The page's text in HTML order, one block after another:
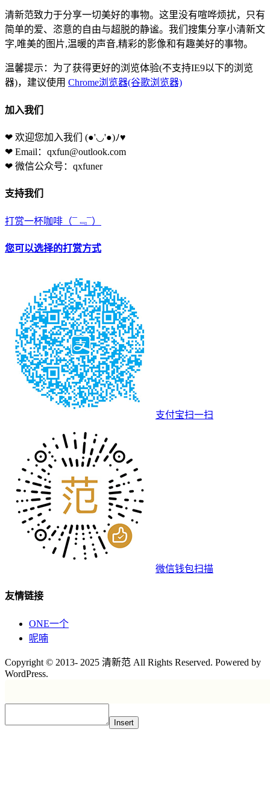
清新范致力于分享一切美好的事物。这里没有喧哗烦扰，只有
简单的爱、恣意的自由与超脱的静谧。我们搜集分享小清新文
字,唯美的图片,温暖的声音,精彩的影像和有趣美好的事物。
温馨提示：为了获得更好的浏览体验(不支持IE9以下的浏览
器)，建议使用 Chrome浏览器(谷歌浏览器)
加入我们
❤ 欢迎您加入我们 (●'◡'●)ﾉ♥
❤ Email：qxfun@outlook.com
❤ 微信公众号：qxfuner
支持我们
打赏一杯咖啡 （¯﹃¯）
您可以选择的打赏方式
支付宝扫一扫
微信钱包扫描
友情链接
ONE一个
呢喃
Copyright © 2013- 2025 清新范 All Rights Reserved. Powered by
WordPress.
Insert